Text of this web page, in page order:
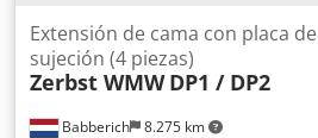
Babberich 8.275 km
Extensión de cama con placa de
sujeción (4 piezas)
Zerbst WMW DP1 / DP2